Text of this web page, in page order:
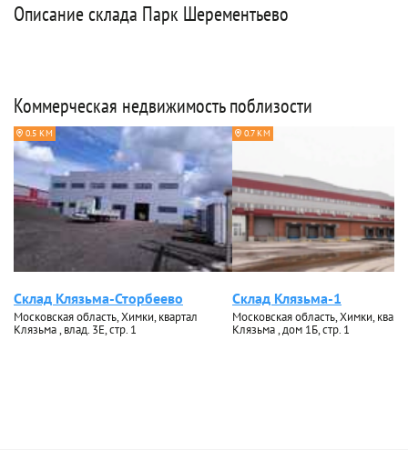
Описание склада Парк Шерементьево
Коммерческая недвижимость поблизости
0.5 КМ
Склад Клязьма-Сторбеево
Московская область, Химки, квартал
Клязьма , влад. 3Е, стр. 1
0.7 КМ
Склад Клязьма-1
Московская область, Химки,
Клязьма , дом 1Б, стр. 1